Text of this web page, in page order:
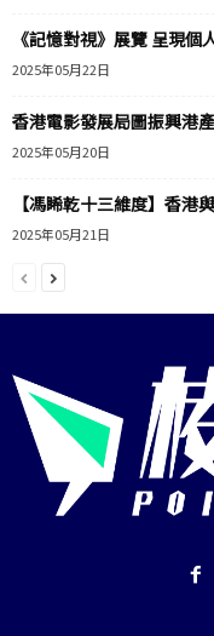
《記憶對視》展覽 呈現
2025年05月22日
香港電影發展局圖振興港
2025年05月20日
【馮睎乾十三維度】香港
2025年05月21日